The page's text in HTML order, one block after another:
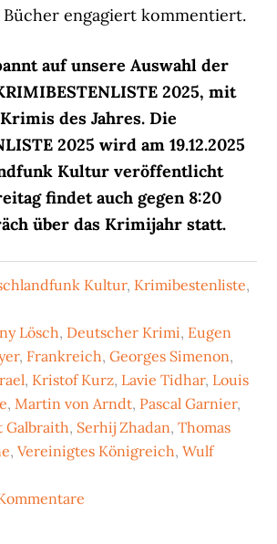
engagiert kommentiert.
auf unsere Auswahl der
2025, mit
des Jahres. Die
2025 wird am 19.12.2025
Kultur veröffentlicht
findet auch gegen 8:20
über das Krimijahr statt.
Kultur, Krimibestenliste,
Lösch, Deutscher Krimi, Eugen
, Frankreich,Georges Simenon,
, Kristof Kurz, Lavie Tidhar, Louis
, Martin von Arndt, Pascal Garnier,
Galbraith, Serhij Zhadan,Thomas
,Vereinigtes Königreich,Wulf